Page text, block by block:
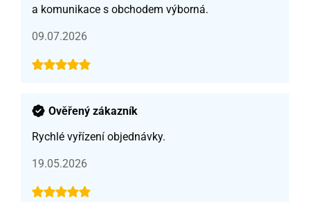
a komunikace s obchodem výborná.
09.07.2026
Ověřený zákazník
Rychlé vyřízení objednávky.
19.05.2026